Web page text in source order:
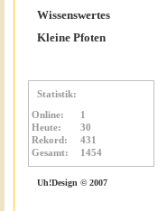
Wissenswertes
Kleine Pfoten
Statistik:
Online:
Heute:
Rekord:
Gesamt:
1
30
431
1454
Uh!Design © 2007